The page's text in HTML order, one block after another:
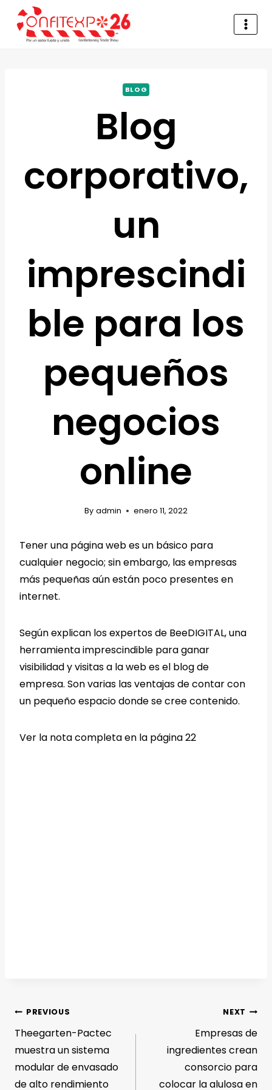
BLOG
Blog
corporativo,
un
imprescindi
ble para los
pequeños
negocios
online
By admin enero 11, 2022
Tener una página web es un básico para
cualquier negocio; sin embargo, las empresas
más pequeñas aún están poco presentes en
internet.
Según explican los expertos de BeeDIGITAL, una
herramienta imprescindible para ganar
visibilidad y visitas a la web es el blog de
empresa. Son varias las ventajas de contar con
un pequeño espacio donde se cree contenido.
Ver la nota completa en la página 22
PREVIOUS
Theegarten-Pactec
muestra un sistema
modular de envasado
de alto rendimiento
NEXT
Empresas de
ingredientes crean
consorcio para
colocar la alulosa en